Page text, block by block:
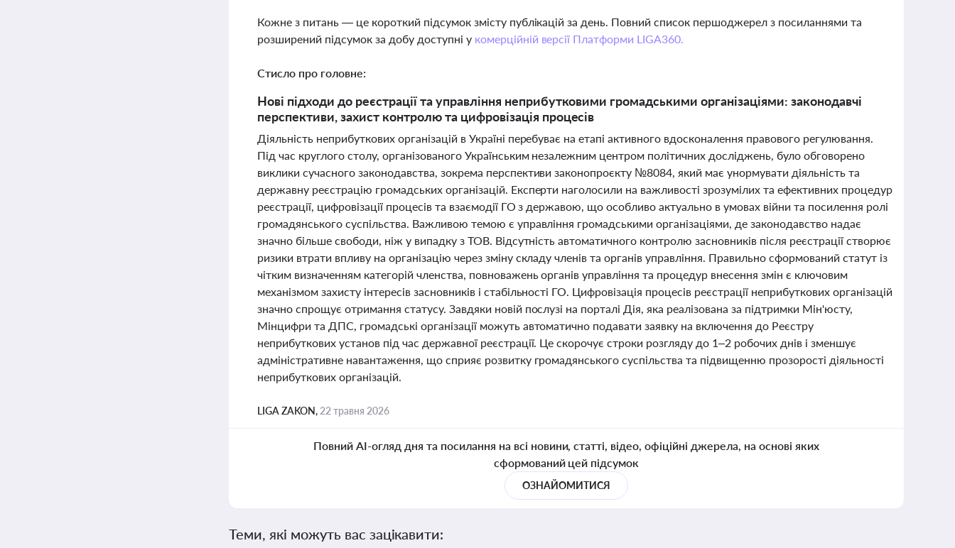
Кожне з питань — це короткий підсумок змісту публікацій за день. Повний список першоджерел з посиланнями та
розширений підсумок за добу доступні у комерційній версії Платформи LIGA360.
Стисло про головне:
Нові підходи до реєстрації та управління неприбутковими громадськими організаціями: законодавчі
перспективи, захист контролю та цифровізація процесів
Діяльність неприбуткових організацій в Україні перебуває на етапі активного вдосконалення правового регулювання.
Під час круглого столу, організованого Українським незалежним центром політичних досліджень, було обговорено
виклики сучасного законодавства, зокрема перспективи законопроєкту №8084, який має унормувати діяльність та
державну реєстрацію громадських організацій. Експерти наголосили на важливості зрозумілих та ефективних процедур
реєстрації, цифровізації процесів та взаємодії ГО з державою, що особливо актуально в умовах війни та посилення ролі
громадянського суспільства. Важливою темою є управління громадськими організаціями, де законодавство надає
значно більше свободи, ніж у випадку з ТОВ. Відсутність автоматичного контролю засновників після реєстрації створює
ризики втрати впливу на організацію через зміну складу членів та органів управління. Правильно сформований статут із
чітким визначенням категорій членства, повноважень органів управління та процедур внесення змін є ключовим
механізмом захисту інтересів засновників і стабільності ГО. Цифровізація процесів реєстрації неприбуткових організацій
значно спрощує отримання статусу. Завдяки новій послузі на порталі Дія, яка реалізована за підтримки Мін'юсту,
Мінцифри та ДПС, громадські організації можуть автоматично подавати заявку на включення до Реєстру
неприбуткових установ під час державної реєстрації. Це скорочує строки розгляду до 1–2 робочих днів і зменшує
адміністративне навантаження, що сприяє розвитку громадянського суспільства та підвищенню прозорості діяльності
неприбуткових організацій.
LIGA ZAKON, 22 травня 2026
Повний AI-огляд дня та посилання на всі новини, статті, відео, офіційні джерела, на основі яких
сформований цей підсумок
ОЗНАЙОМИТИСЯ
Теми, які можуть вас зацікавити: